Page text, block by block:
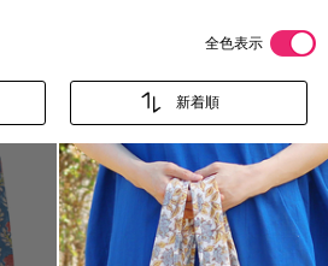
全色表示